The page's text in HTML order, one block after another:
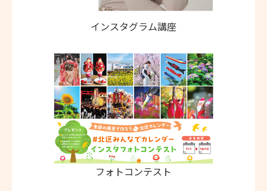
インスタグラム講座
フォトコンテスト